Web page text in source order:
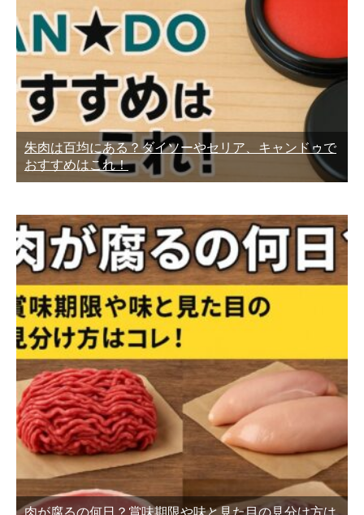
朱肉は百均にある？ダイソーやセリア、キャンドゥで
おすすめはこれ！